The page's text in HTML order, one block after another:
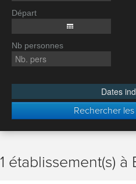
Départ
Nb personnes
Dates
Rechercher
1 établissement(s) à